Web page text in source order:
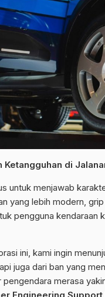
Ketangguhan di
untuk menjawab
yang lebih modern,
pengguna
ini, kami ingin
juga dari ban yang
merasa